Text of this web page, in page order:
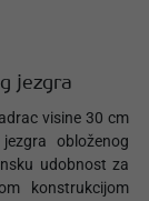
jezgra
visine 30 cm
obloženog
udobnost za
konstrukcijom